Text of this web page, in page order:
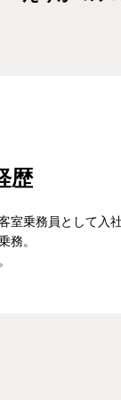
歴
室乗務員として入社
務。